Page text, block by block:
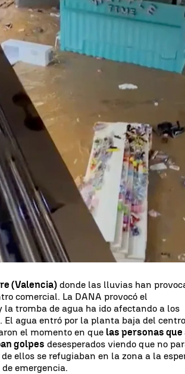
Whatsapp
ha dejado acumulados de récord. Desde la
que las fuertes lluvias,
dejadoal menos 92 víctimas mortales
(UME) permanece desplegada en las
está trabajando por recuperar personas
se busca a seis personas. También se
a los que se les perdió la pista en
, también en Valencia, sigue sin
(Valencia) donde las lluvias han
comercial. La DANA provocó el
tromba de agua ha ido afectando a los
agua entró por la planta baja del centro
el momento en que las personas que
golpes desesperados viendo que no
ellos se refugiaban en la zona a la
emergencia.